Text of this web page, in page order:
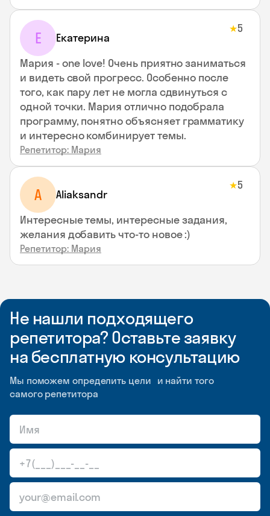
Е Екатерина
★5
Мария - one love! Очень приятно заниматься
и видеть свой прогресс. Особенно после
того, как пару лет не могла сдвинуться с
одной точки. Мария отлично подобрала
программу, понятно объясняет грамматику
и интересно комбинирует темы.
Репетитор: Мария
A Aliaksandr
★5
Интересные темы, интересные задания,
желания добавить что-то новое :)
Репетитор: Мария
Не нашли подходящего
репетитора? Оставьте заявку
на бесплатную консультацию
Мы поможем определить цели и найти того
самого репетитора